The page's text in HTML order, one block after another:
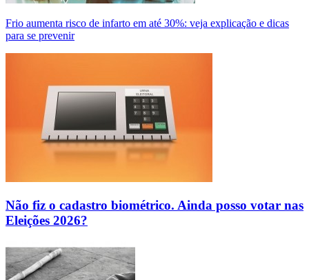
Frio aumenta risco de infarto em até 30%: veja explicação e dicas
para se prevenir
Não fiz o cadastro biométrico. Ainda posso votar nas
Eleições 2026?